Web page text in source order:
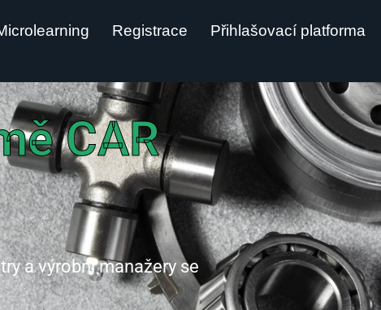
Registrace Přihlašovací platforma
CAR
a výrobní manažery se